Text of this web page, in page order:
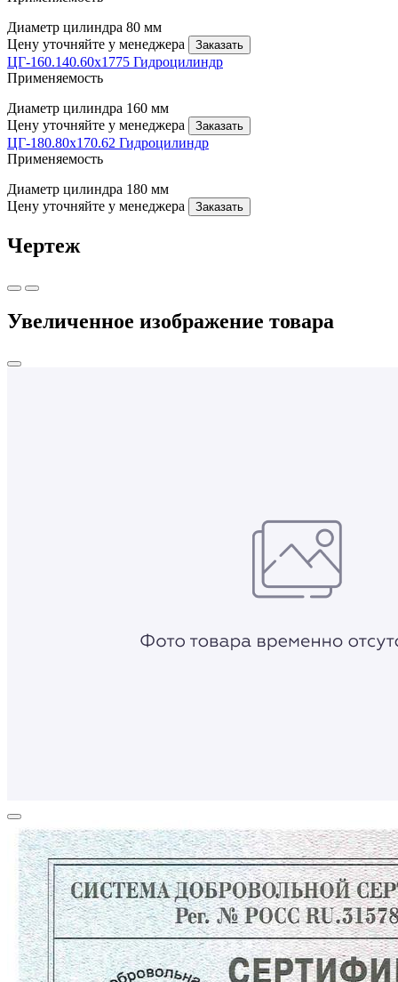
Диаметр цилиндра 80 мм
Цену уточняйте у менеджера
Заказать
ЦГ-160.140.60х1775 Гидроцилиндр
Применяемость
Диаметр цилиндра 160 мм
Цену уточняйте у менеджера
Заказать
ЦГ-180.80х170.62 Гидроцилиндр
Применяемость
Диаметр цилиндра 180 мм
Цену уточняйте у менеджера
Заказать
Чертеж
Увеличенное изображение товара